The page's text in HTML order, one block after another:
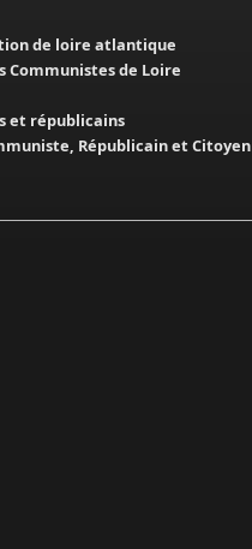
de loire atlantique
Communistes de Loire
et républicains
Républicain et Citoyen